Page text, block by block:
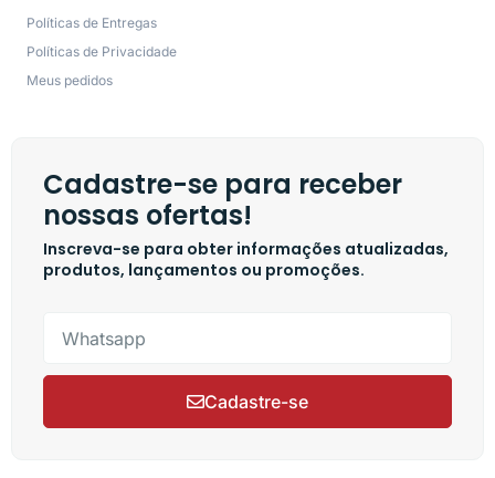
Políticas de Entregas
Políticas de Privacidade
Meus pedidos
Cadastre-se para receber
nossas ofertas!
Inscreva-se para obter informações atualizadas,
produtos, lançamentos ou promoções.
Cadastre-se